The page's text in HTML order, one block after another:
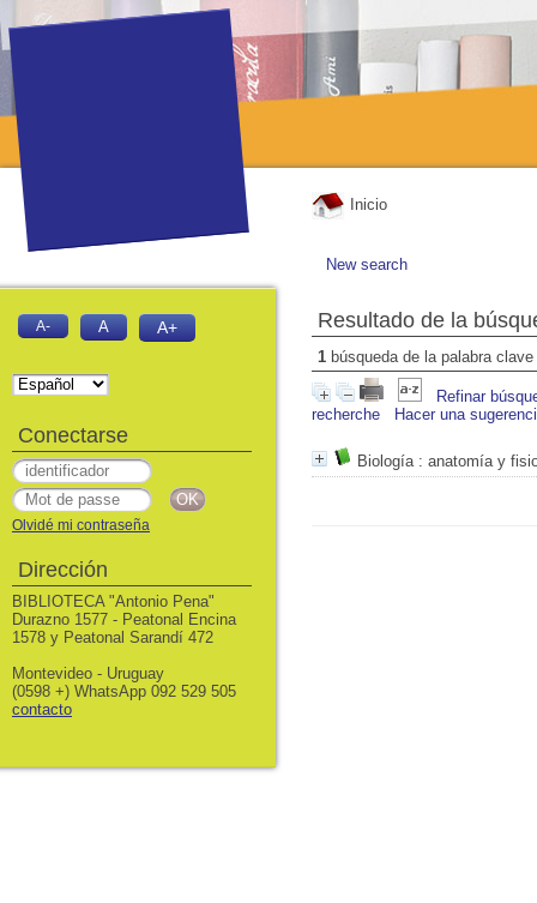
Inicio
New search
Resultado de la
1 búsqueda de la palabra clave
Refinar
recherche
Hacer una
Biología: anatomía y
A- A A+
Conectarse
Olvidé mi contraseña
Dirección
BIBLIOTECA "Antonio Pena"
Durazno 1577 - Peatonal Encina
1578 y Peatonal Sarandí 472
Montevideo - Uruguay
(0598 +) WhatsApp 092 529 505
contacto